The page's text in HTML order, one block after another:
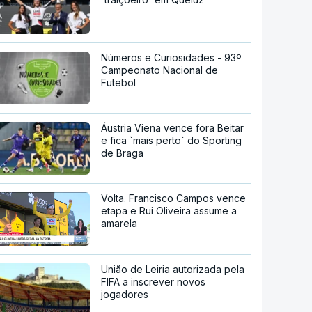
Números e Curiosidades - 93º
Campeonato Nacional de
Futebol
Áustria Viena vence fora Beitar
e fica `mais perto` do Sporting
de Braga
Volta. Francisco Campos vence
etapa e Rui Oliveira assume a
amarela
União de Leiria autorizada pela
FIFA a inscrever novos
jogadores